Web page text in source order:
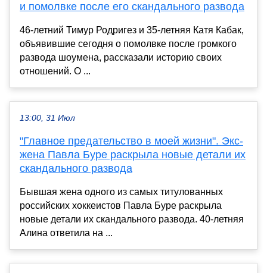
и помолвке после его скандального развода
46-летний Тимур Родригез и 35-летняя Катя Кабак,
объявившие сегодня о помолвке после громкого
развода шоумена, рассказали историю своих
отношений. О ...
13:00, 31 Июл
"Главное предательство в моей жизни". Экс-
жена Павла Буре раскрыла новые детали их
скандального развода
Бывшая жена одного из самых титулованных
российских хоккеистов Павла Буре раскрыла
новые детали их скандального развода. 40-летняя
Алина ответила на ...